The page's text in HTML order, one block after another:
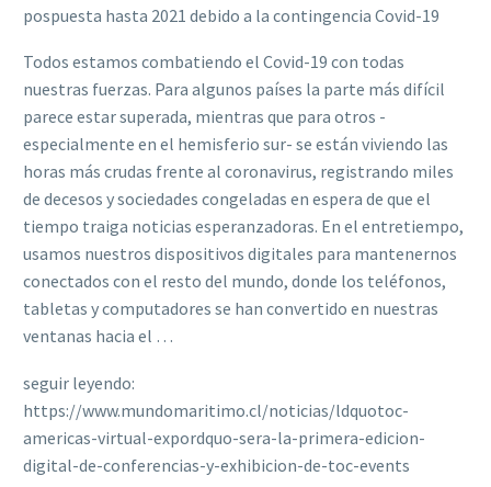
pospuesta hasta 2021 debido a la contingencia Covid-19
Todos estamos combatiendo el Covid-19 con todas
nuestras fuerzas. Para algunos países la parte más difícil
parece estar superada, mientras que para otros -
especialmente en el hemisferio sur- se están viviendo las
horas más crudas frente al coronavirus, registrando miles
de decesos y sociedades congeladas en espera de que el
tiempo traiga noticias esperanzadoras. En el entretiempo,
usamos nuestros dispositivos digitales para mantenernos
conectados con el resto del mundo, donde los teléfonos,
tabletas y computadores se han convertido en nuestras
ventanas hacia el …
seguir leyendo:
https://www.mundomaritimo.cl/noticias/ldquotoc-
americas-virtual-expordquo-sera-la-primera-edicion-
digital-de-conferencias-y-exhibicion-de-toc-events